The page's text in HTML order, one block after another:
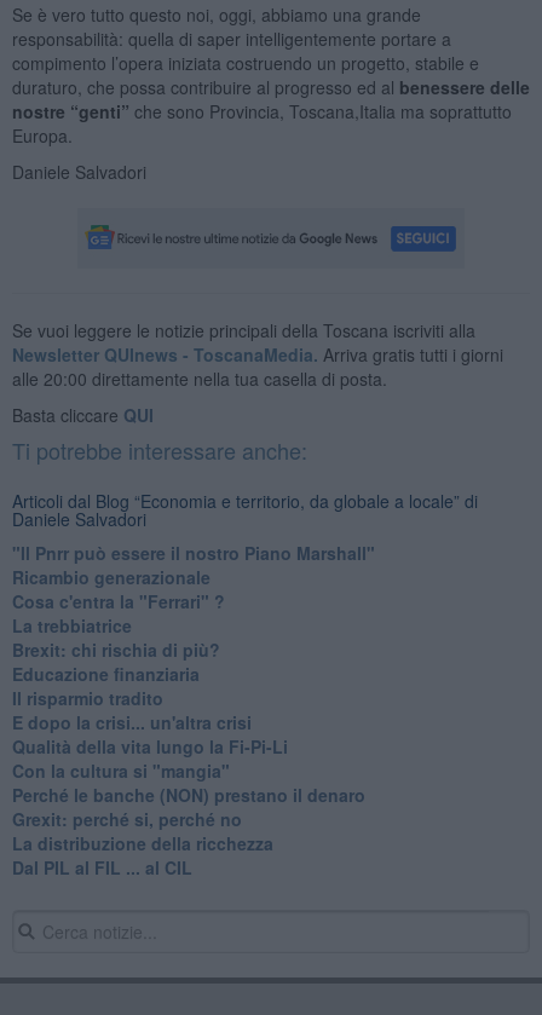
Se è vero tutto questo noi, oggi, abbiamo una grande
responsabilità: quella di saper intelligentemente portare a
compimento l’opera iniziata costruendo un progetto, stabile e
duraturo, che possa contribuire al progresso ed al benessere delle
nostre “genti” che sono Provincia, Toscana,Italia ma soprattutto
Europa.
Daniele Salvadori
Se vuoi leggere le notizie principali della Toscana iscriviti alla
Newsletter QUInews - ToscanaMedia. Arriva gratis tutti i giorni
alle 20:00 direttamente nella tua casella di posta.
Basta cliccare QUI
Ti potrebbe interessare anche:
Articoli dal Blog “Economia e territorio, da globale a locale” di
Daniele Salvadori
"Il Pnrr può essere il nostro Piano Marshall"
Ricambio generazionale
Cosa c'entra la "Ferrari" ?
La trebbiatrice
Brexit: chi rischia di più?
Educazione finanziaria
Il risparmio tradito
E dopo la crisi... un'altra crisi
Qualità della vita lungo la Fi-Pi-Li
​Con la cultura si "mangia"
​Perché le banche (NON) prestano il denaro
Grexit: perché si, perché no
La distribuzione della ricchezza
Dal PIL al FIL ... al CIL